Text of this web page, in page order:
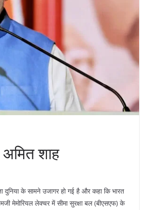
अमित शाह
दुनिया के सामने उजागर हो गई है और कहा कि भारत
मेमोरियल लेक्चर में सीमा सुरक्षा बल (बीएसएफ) के